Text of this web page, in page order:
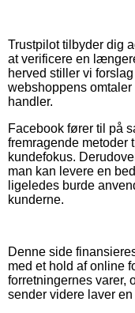
Trustpilot tilbyder dig
at verificere en
herved stiller vi
webshoppens
handler.
Facebook fører til på
fremragende metoder
kundefokus.
man kan levere en
ligeledes burde
kunderne.
Denne side
med et hold af online
forretningernes varer,
sender videre laver en